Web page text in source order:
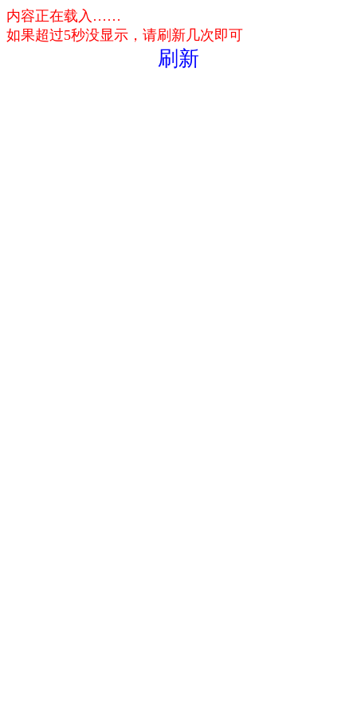
内容正在载入……
如果超过5秒没显示，请刷新几次即可
刷新